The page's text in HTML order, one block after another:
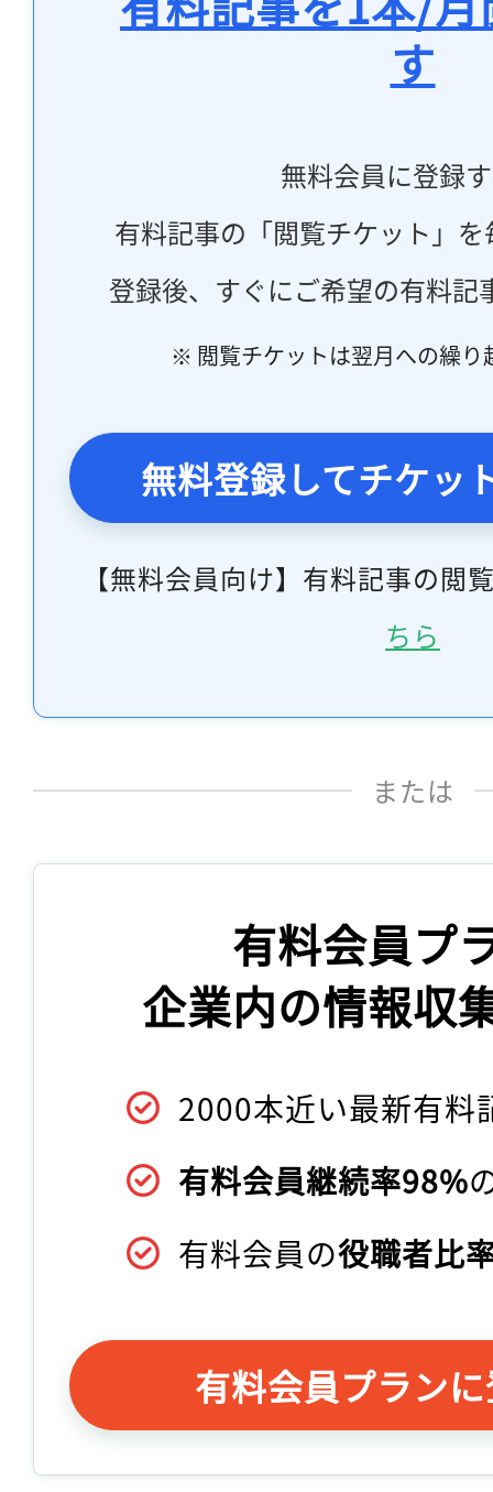
す
無料会員に登録
有料記事の「閲覧チケット」
登録後、すぐにご希望の有料記
※ 閲覧チケットは翌月への繰り
無料登録してチケッ
【無料会員向け】有料記事の閲
ちら
または
有料会員プ
企業内の情報収
2000本近い最新有料
有料会員継続率98%
有料会員の役職者比
有料会員プラン